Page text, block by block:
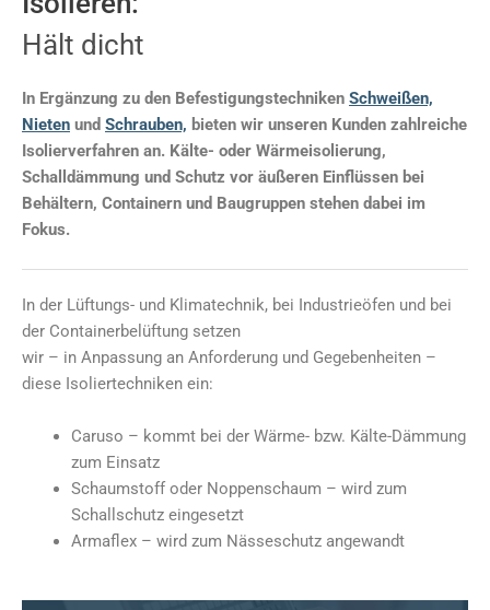
Hält dicht
In Ergänzung zu den Befestigungstechniken Schweißen,
Nieten und Schrauben, bieten wir unseren Kunden zahlreiche
Isolierverfahren an. Kälte- oder Wärmeisolierung,
Schalldämmung und Schutz vor äußeren Einflüssen bei
Behältern, Containern und Baugruppen stehen dabei im
Fokus.
In der Lüftungs- und Klimatechnik, bei Industrieöfen und bei
der Containerbelüftung setzen
wir – in Anpassung an Anforderung und Gegebenheiten –
diese Isoliertechniken ein:
Caruso – kommt bei der Wärme- bzw. Kälte-Dämmung
zum Einsatz
Schaumstoff oder Noppenschaum – wird zum
Schallschutz eingesetzt
Armaflex – wird zum Nässeschutz angewandt